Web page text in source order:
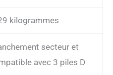
renversée. 【Double
Alimentation
】Un jour, les
de la maison ont
cessé de
Maman a dit
y avait une panne
kilogrammes
secteur et
avec 3 piles D